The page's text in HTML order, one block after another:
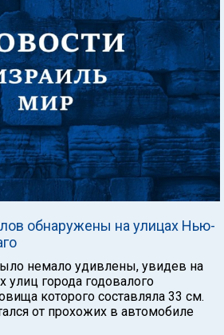
обнаружены на улицах Нью-
немало удивлены, увидев на
улиц города годовалого
которого составляла 33 см.
от прохожих в автомобиле